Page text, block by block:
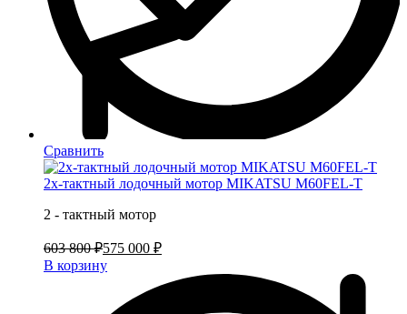
Сравнить
2х-тактный лодочный мотор MIKATSU M60FEL-T
2 - тактный мотор
603 800 ₽575 000 ₽
В корзину